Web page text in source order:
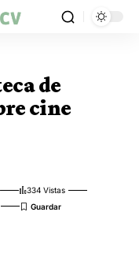
de
cine
334 Vistas